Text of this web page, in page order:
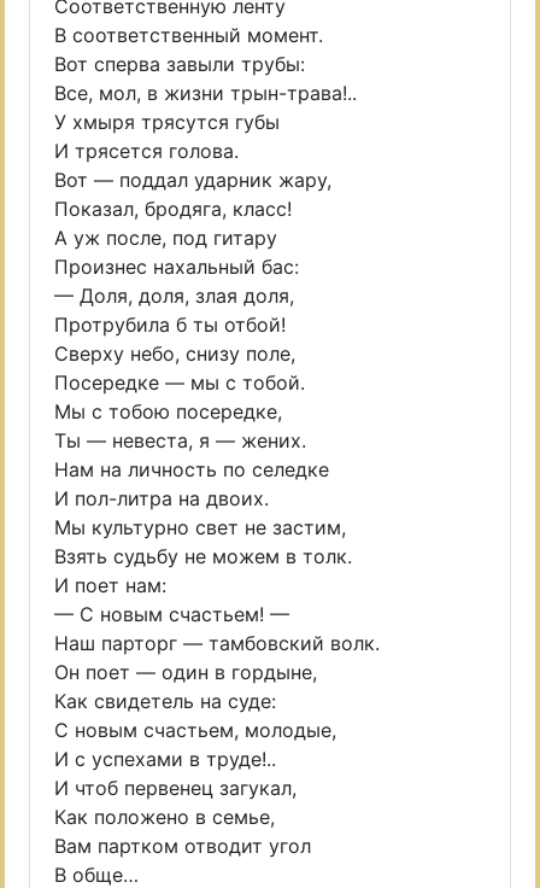
Соответственную ленту
В соответственный момент.
Вот сперва завыли трубы:
Все, мол, в жизни трын-трава!..
У хмыря трясутся губы
И трясется голова.
Вот — поддал ударник жару,
Показал, бродяга, класс!
А уж после, под гитару
Произнес нахальный бас:
— Доля, доля, злая доля,
Протрубила б ты отбой!
Сверху небо, снизу поле,
Посередке — мы с тобой.
Мы с тобою посередке,
Ты — невеста, я — жених.
Нам на личность по селедке
И пол-литра на двоих.
Мы культурно свет не застим,
Взять судьбу не можем в толк.
И поет нам:
— С новым счастьем! —
Наш парторг — тамбовский волк.
Он поет — один в гордыне,
Как свидетель на суде:
С новым счастьем, молодые,
И с успехами в труде!..
И чтоб первенец загукал,
Как положено в семье,
Вам партком отводит угол
В обще…